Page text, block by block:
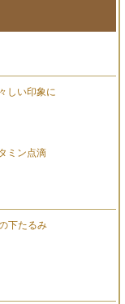
しい印象に
ミン点滴
下たるみ